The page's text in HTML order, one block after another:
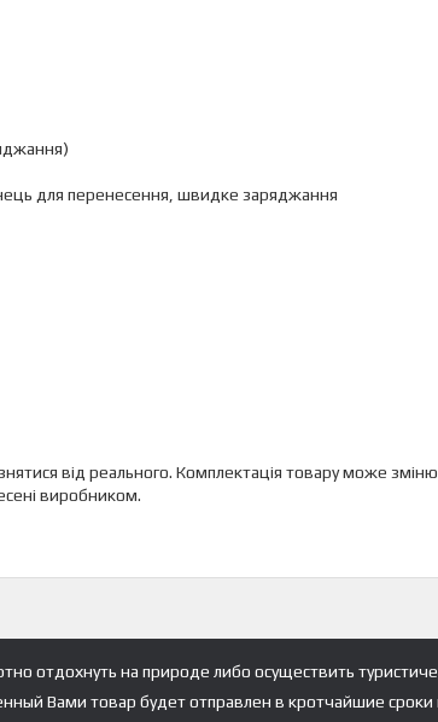
для перенесення, швидке заряджання
від реального. Комплектація товару може
виробником.
отдохнуть на природе либо осуществить
Вами товар будет отправлен в кротчайшие